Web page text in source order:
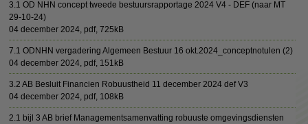
3.1 OD NHN concept tweede bestuursrapportage 2024 V4 - DEF (naar MT
29-10-24)
04 december 2024, pdf, 725kB
7.1 ODNHN vergadering Algemeen Bestuur 16 okt.2024_conceptnotulen (2)
04 december 2024, pdf, 151kB
3.2 AB Besluit Financien Robuustheid 11 december 2024 def V3
04 december 2024, pdf, 108kB
2.1 bijl 3 AB brief Managementsamenvatting robuuste omgevingsdiensten